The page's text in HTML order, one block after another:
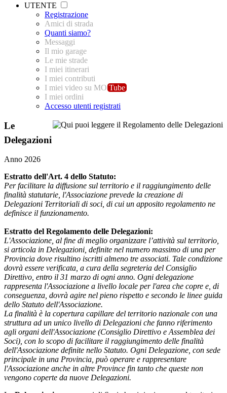
UTENTE
Registrazione
Amici di strada
Quanti siamo?
Messaggi
Il mio garage
Le mie strade
I miei itinerari
I miei contributi
I miei video su MO Tube
I miei ordini
Accesso utenti registrati
Le
Delegazioni
Anno 2026
Estratto dell'Art. 4 dello Statuto:
Per facilitare la diffusione sul territorio e il raggiungimento delle
finalità statutarie, l'Associazione prevede la creazione di
Delegazioni Territoriali di soci, di cui un apposito regolamento ne
definisce il funzionamento.
Estratto del Regolamento delle Delegazioni:
L'Associazione, al fine di meglio organizzare l’attività sul territorio,
si articola in Delegazioni, definite nel numero massimo di una per
Provincia dove risultino iscritti almeno tre associati. Tale condizione
dovrà essere verificata, a cura della segreteria del Consiglio
Direttivo, entro il 31 marzo di ogni anno. Ogni delegazione
rappresenta l'Associazione a livello locale per l'area che copre e, di
conseguenza, dovrà agire nel pieno rispetto e secondo le linee guida
dello Statuto dell'Associazione.
La finalità è la copertura capillare del territorio nazionale con una
struttura ad un unico livello di Delegazioni che fanno riferimento
agli organi dell'Associazione (Consiglio Direttivo e Assemblea dei
Soci), con lo scopo di facilitare il raggiungimento delle finalità
dell'Associazione definite nello Statuto. Ogni Delegazione, con sede
principale in una Provincia, può operare e rappresentare
l'Associazione anche in altre Province fin tanto che queste non
vengono coperte da nuove Delegazioni.